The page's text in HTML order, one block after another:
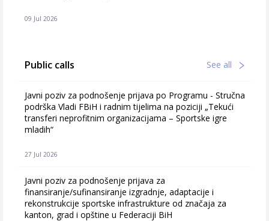
09 Jul 2026
Public calls See all
Javni poziv za podnošenje prijava po Programu - Stručna
podrška Vladi FBiH i radnim tijelima na poziciji „Tekući
transferi neprofitnim organizacijama – Sportske igre
mladih“
27 Jul 2026
Javni poziv za podnošenje prijava za
finansiranje/sufinansiranje izgradnje, adaptacije i
rekonstrukcije sportske infrastrukture od značaja za
kanton, grad i opštine u Federaciji BiH